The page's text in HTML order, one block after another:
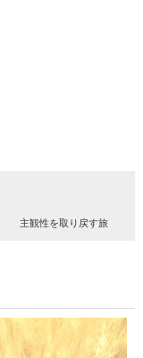
主観性を取り戻す旅